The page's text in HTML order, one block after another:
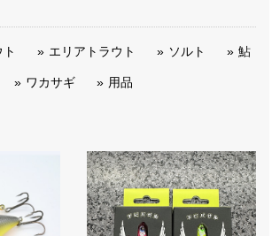
ト エリアトラウト ソルト 鮎
ワカサギ 用品